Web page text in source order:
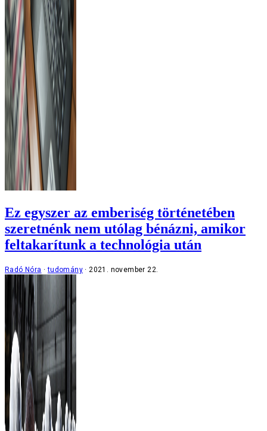
Ez egyszer az emberiség történetében
szeretnénk nem utólag bénázni, amikor
feltakarítunk a technológia után
Radó Nóra tudomány 2021. november 22.